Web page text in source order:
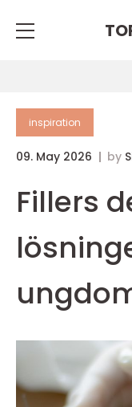
inspiration
09. May 2026 by
Fillers